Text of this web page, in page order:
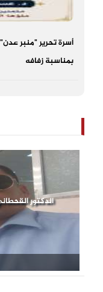
أسرة تحرير "منبر
بمناسبة زفافه
الدكتور